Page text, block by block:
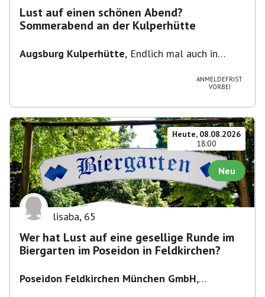
Lust auf einen schönen Abend?
Sommerabend an der Kulperhütte
Augsburg Kulperhütte, Endlich mal auch in
ANMELDEFRIST
VORBEI
Heute, 08.08.2026
18:00
Neu
lisaba, 65
Wer hat Lust auf eine gesellige Runde im
Biergarten im Poseidon in Feldkirchen?
Poseidon Feldkirchen München GmbH,